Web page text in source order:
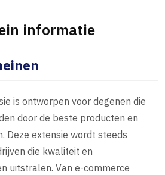
informatie
is ontworpen voor degenen die
door de beste producten en
Deze extensie wordt steeds
die kwaliteit en
uitstralen. Van e-commerce